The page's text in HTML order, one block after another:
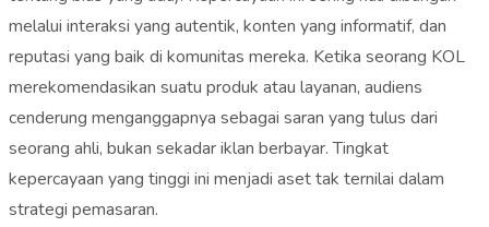
melalui interaksi yang autentik, konten yang informatif, dan
reputasi yang baik di komunitas mereka. Ketika seorang KOL
merekomendasikan suatu produk atau layanan, audiens
cenderung menganggapnya sebagai saran yang tulus dari
seorang ahli, bukan sekadar iklan berbayar. Tingkat
kepercayaan yang tinggi ini menjadi aset tak ternilai dalam
strategi pemasaran.